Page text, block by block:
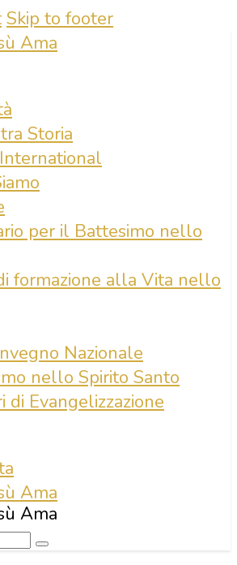
Skip to footer
Storia
per il Battesimo nello
formazione alla Vita nello
Nazionale
nello Spirito Santo
di Evangelizzazione